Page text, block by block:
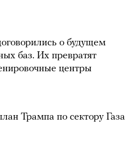
о будущем
баз. Их превратят
центры
Трампа по сектору Газа